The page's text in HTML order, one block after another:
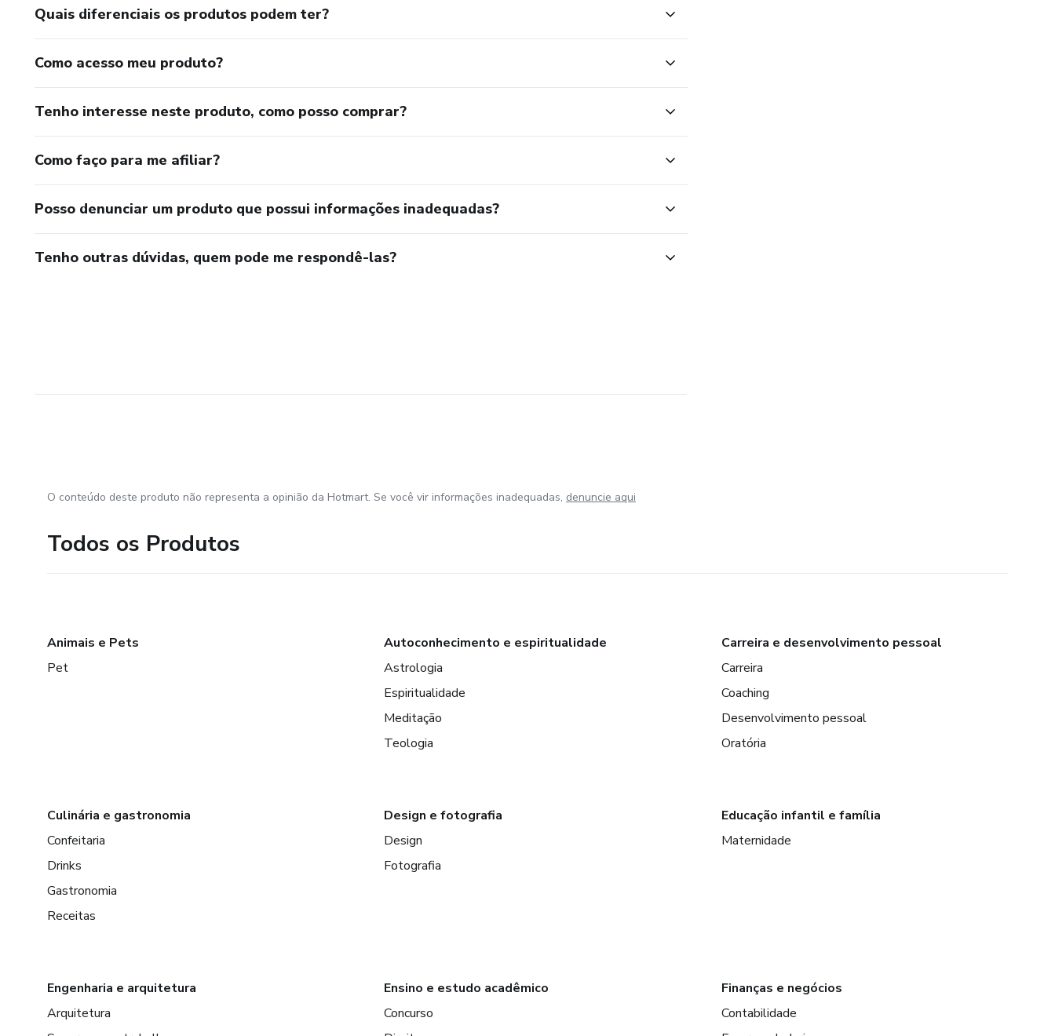
Quais diferenciais os produtos podem ter?
Como acesso meu produto?
Tenho interesse neste produto, como posso comprar?
Como faço para me afiliar?
Posso denunciar um produto que possui informações inadequadas?
Tenho outras dúvidas, quem pode me respondê-las?
O conteúdo deste produto não representa a opinião da Hotmart. Se você vir informações inadequadas, denuncie aqui
Todos os Produtos
Animais e Pets
Pet
Autoconhecimento e espiritualidade
Astrologia
Espiritualidade
Meditação
Teologia
Carreira e desenvolvimento pessoal
Carreira
Coaching
Desenvolvimento pessoal
Oratória
Culinária e gastronomia
Confeitaria
Drinks
Gastronomia
Receitas
Design e fotografia
Design
Fotografia
Educação infantil e família
Maternidade
Engenharia e arquitetura
Arquitetura
Ensino e estudo acadêmico
Concurso
Finanças e negócios
Contabilidade